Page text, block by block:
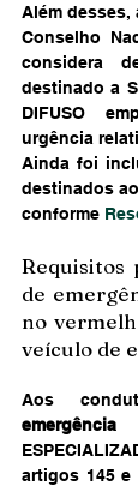
Além desses,
Conselho
considera
destinado a
DIFUSO
urgência
Ainda foi
destinados ao
conforme
Requisitos
de
no
veículo de
Aos
emergência
artigos 145 e